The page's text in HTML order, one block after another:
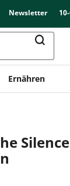
Newsletter
Ernähren